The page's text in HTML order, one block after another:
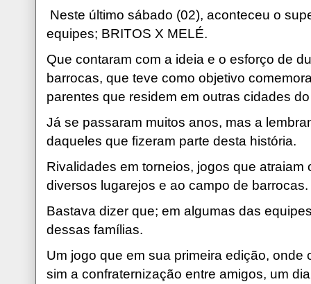
Neste último sábado (02), aconteceu o
equipes; BRITOS X MELÉ.
Que contaram com a ideia e o esforço de
barrocas, que teve como objetivo
parentes que residem em outras cidades
Já se passaram muitos anos, mas a
daqueles que fizeram parte desta história.
Rivalidades em torneios, jogos que
diversos lugarejos e ao campo de barrocas.
Bastava dizer que; em algumas das
dessas famílias.
Um jogo que em sua primeira edição, onde
sim a confraternização entre amigos, um